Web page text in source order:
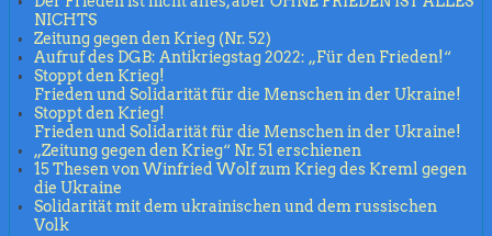
NICHTS
Zeitung gegen den Krieg (Nr. 52)
Aufruf des DGB: Antikriegstag 2022: „Für den Frieden!“
Stoppt den Krieg!
Frieden und Solidarität für die Menschen in der Ukraine!
Stoppt den Krieg!
Frieden und Solidarität für die Menschen in der Ukraine!
„Zeitung gegen den Krieg“ Nr. 51 erschienen
15 Thesen von Winfried Wolf zum Krieg des Kreml gegen
die Ukraine
Solidarität mit dem ukrainischen und dem russischen
Volk